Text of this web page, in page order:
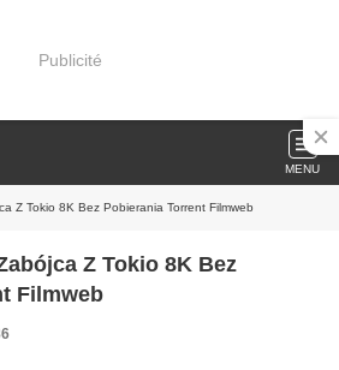
Publicité
MENU
Z Tokio 8K Bez Pobierania Torrent Filmweb
Z Tokio 8K Bez
Filmweb